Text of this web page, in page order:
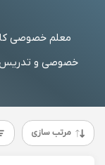
معلم خصوصی
خصوصی و تدریس
مرتب سازی